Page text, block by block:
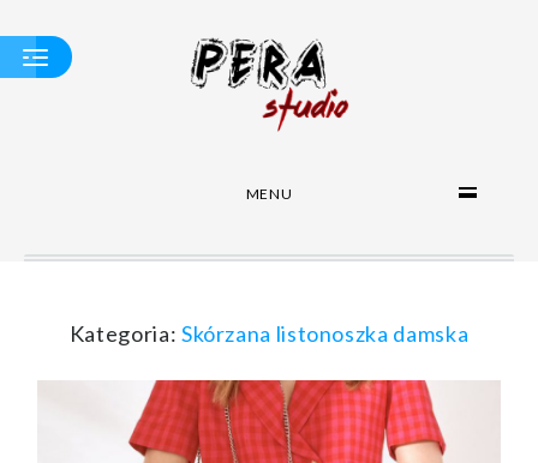
TOREBKOWE ABC
GALANTERIA
PIELĘGNACJA
PORADNIK
MENU
Kategoria: Skórzana listonoszka damska